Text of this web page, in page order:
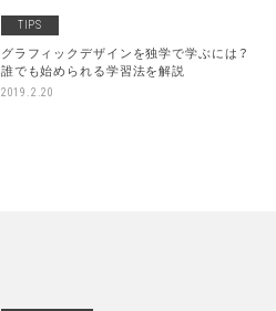
TIPS
グラフィックデザインを独学で学ぶには？
誰でも始められる学習法を解説
2019.2.20